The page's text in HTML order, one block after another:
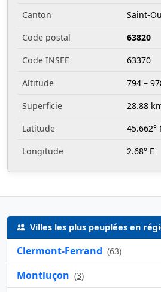
Canton
Saint-
Code postal
63820
Code INSEE
63370
Altitude
794 –
Superficie
28.88
Latitude
45.662°
Longitude
2.68° E
Villes les plus peuplées en
Clermont-Ferrand (63)
Montluçon (3)